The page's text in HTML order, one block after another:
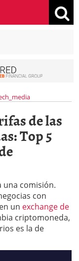
de las
Top 5
una comisión.
con
un exchange de
criptomoneda,
es la de